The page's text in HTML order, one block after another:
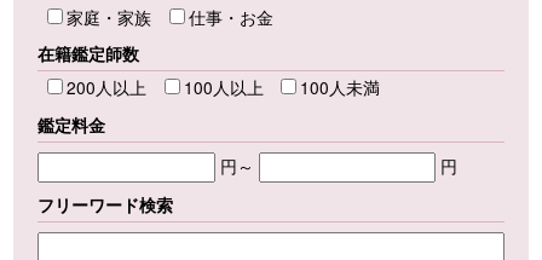
家庭・家族
仕事・お金
在籍鑑定師数
200人以上
100人以上
100人未満
鑑定料金
円～
円
フリーワード検索